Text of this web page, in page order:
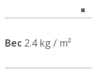
Вес 2.4 kg / m²